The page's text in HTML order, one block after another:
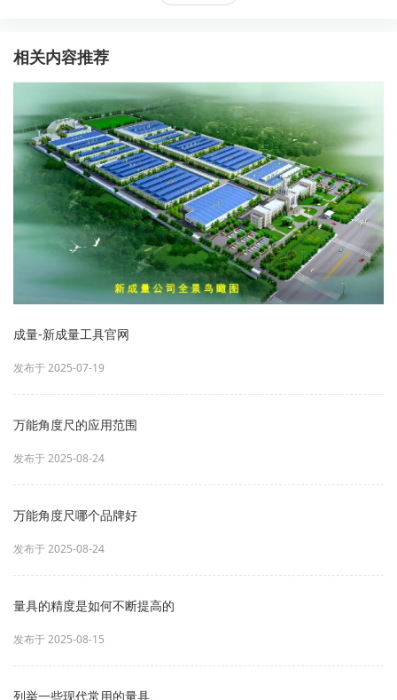
相关内容推荐
成量-新成量工具官网
发布于 2025-07-19
万能角度尺的应用范围
发布于 2025-08-24
万能角度尺哪个品牌好
发布于 2025-08-24
量具的精度是如何不断提高的
发布于 2025-08-15
列举一些现代常用的量具